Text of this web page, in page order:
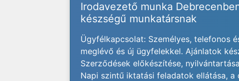
Irodavezető munka
készségű munkatársnak
Ügyfélkapcsolat: Személyes, telefonos
meglévő és új ügyfelekkel. Ajánlatok
Szerződések előkészítése,
Napi szintű iktatási feladatok ellátása, a